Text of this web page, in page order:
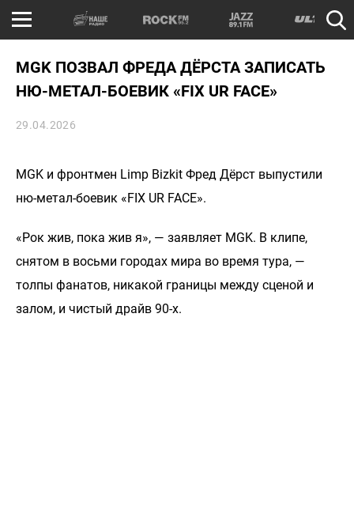
MGK ПОЗВАЛ ФРЕДА ДЁРСТА ЗАПИСАТЬ
НЮ-МЕТАЛ-БОЕВИК «FIX UR FACE»
29.04.2026
MGK и фронтмен Limp Bizkit Фред Дёрст выпустили
ню-метал-боевик «FIX UR FACE».
«Рок жив, пока жив я», — заявляет MGK. В клипе,
снятом в восьми городах мира во время тура, —
толпы фанатов, никакой границы между сценой и
залом, и чистый драйв 90-х.